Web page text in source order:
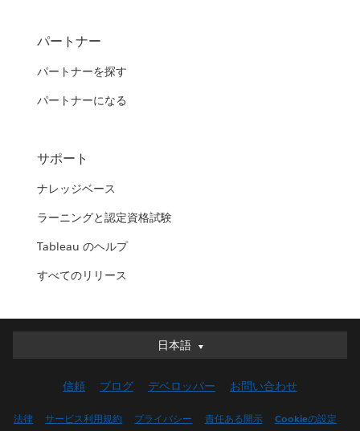
パートナー
パートナーを探す
パートナーになる
サポート
ナレッジベース
ラーニングと認定資格試験
Tableau のヘルプ
すべてのリリース
日本語
日本語
English (UK)
信頼 ブログ デベロッパー お問い合わせ
法律 サービス利用規約 プライバシー 責任ある開示 Cookieの設定